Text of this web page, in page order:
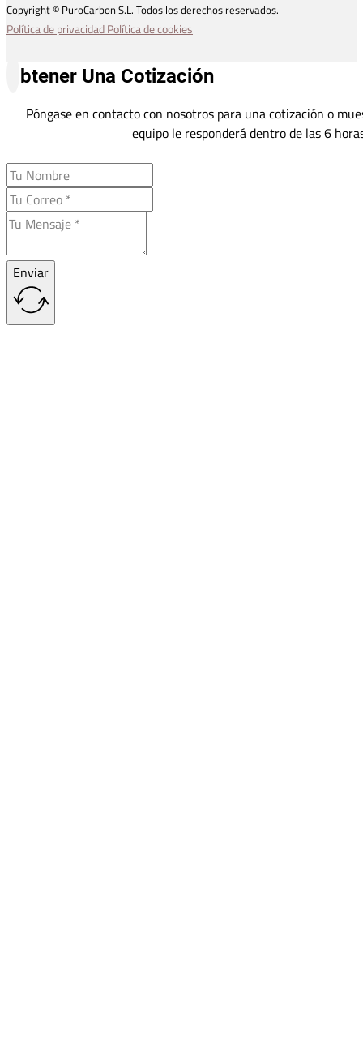
Copyright © PuroCarbon S.L. Todos los derechos reservados.
Política de privacidadPolítica de cookies
Obtener Una Cotización
Póngase en contacto con nosotros para una cotización o
equipo le responderá dentro de las 6
Enviar